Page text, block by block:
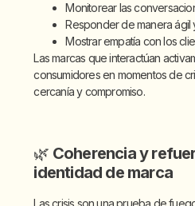
Monitorear las
Responder de manera
Mostrar empatía con los
Las marcas que interactúan
consumidores en momentos de
cercanía y compromiso.
🌿 Coherencia y
identidad de marca
Las crisis son una prueba de